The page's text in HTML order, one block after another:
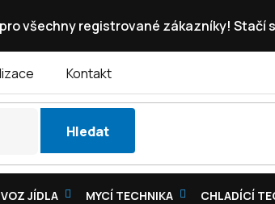
pro všechny registrované zákazníky! Stačí
Kontakt
Hledat
JÍDLA MYCÍ TECHNIKA CHLADÍCÍ